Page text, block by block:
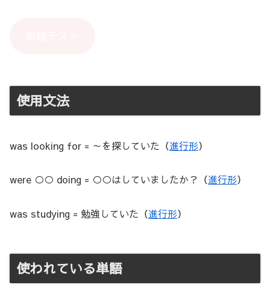
使用文法
was looking for = ～を探していた（進行形）
were ○○ doing = ○○はしていましたか？（進行形）
was studying = 勉強していた（進行形）
使われている単語